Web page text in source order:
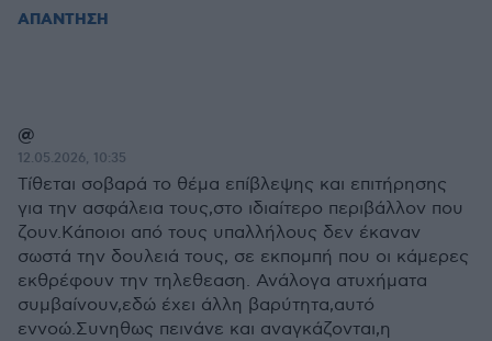
ΑΠΑΝΤΗΣΗ
@
12.05.2026, 10:35
Τίθεται σοβαρά το θέμα επίβλεψης και επιτήρησης
για την ασφάλεια τους,στο ιδιαίτερο περιβάλλον που
ζουν.Κάποιοι από τους υπαλλήλους δεν έκαναν
σωστά την δουλειά τους, σε εκπομπή που οι κάμερες
εκθρέφουν την τηλεθεαση. Ανάλογα ατυχήματα
συμβαίνουν,εδώ έχει άλλη βαρύτητα,αυτό
εννοώ.Συνηθως πεινάνε και αναγκάζονται,η